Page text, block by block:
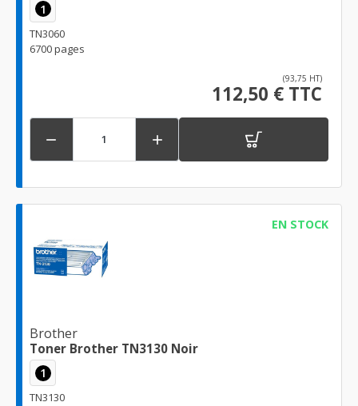
1
TN3060
6700 pages
(93,75 HT)
112,50 € TTC
 
EN STOCK
Brother
Toner Brother TN3130 Noir
1
TN3130